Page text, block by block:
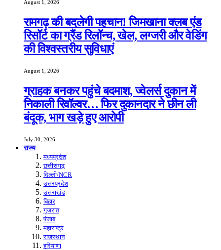
August 1, 2026
रामगढ़ की बदलेगी पहचान! जिमखाना क्लब एंड
रिसॉर्ट का ग्रैंड रिलॉन्च, खेल, लग्जरी और वेडिंग
की विश्वस्तरीय सुविधाएं
August 1, 2026
ग्राहक बनकर पहुंचे बदमाश, ज्वेलर्स दुकान में
निकाली रिवॉल्वर… फिर दुकानदार ने छीन ली
बंदूक, भाग खड़े हुए आरोपी
July 30, 2026
राज्य
मध्यप्रदेश
छत्तीसगढ़
दिल्ली/NCR
उत्तरप्रदेश
उत्तराखंड
बिहार
गुजरात
पंजाब
महाराष्ट्र
राजस्थान
हरियाणा